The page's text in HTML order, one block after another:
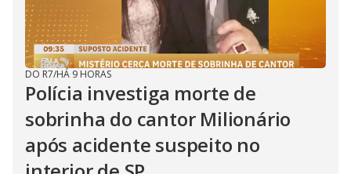
DO R7/HÁ 9 HORAS
Polícia investiga morte de
sobrinha do cantor Milionário
após acidente suspeito no